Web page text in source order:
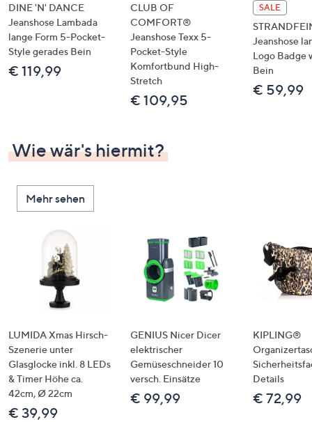
DINE 'N' DANCE
Jeanshose Lambada
lange Form 5-Pocket-
Style gerades Bein
€ 119,99
CLUB OF
COMFORT®
Jeanshose Texx 5-
Pocket-Style
Komfortbund High-
Stretch
€ 109,95
SALE
Jeanshose
Logo Badge
Bein
€ 59,99
Wie wär's hiermit?
Mehr sehen
LUMIDA Xmas Hirsch-
Szenerie unter
Glasglocke inkl. 8 LEDs
& Timer Höhe ca.
42cm, Ø 22cm
€ 39,99
GENIUS Nicer Dicer
elektrischer
Gemüseschneider 10
versch. Einsätze
€ 99,99
KIPLING®
Details
€ 72,99